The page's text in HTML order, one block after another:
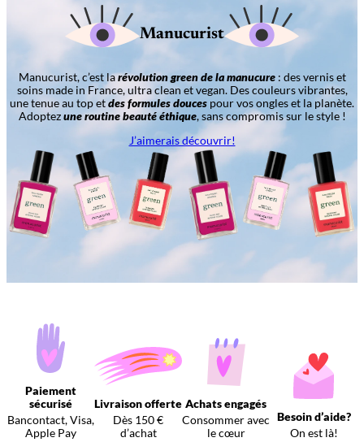
Manucurist
Manucurist, c’est larévolution green de la manucure: des vernis et
soins made in France, ultra clean et vegan. Des couleurs vibrantes,
une tenue au top etdes formules douces pour vos ongles et la planète.
Adoptezune routine beauté éthique, sans compromis sur le style !
J’aimerais découvrir!
Paiement
sécurisé
Bancontact, Visa,
Apple Pay
Livraison offerte
Dès 150 €
d’achat
Achats engagés
Consommer avec
le cœur
Besoin d’aide?
On est là!